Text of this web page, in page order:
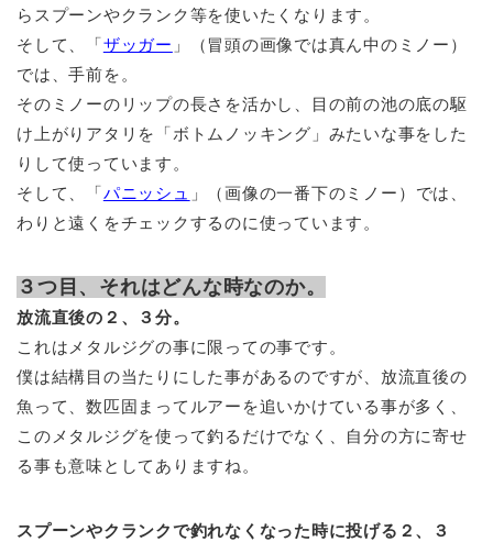
らスプーンやクランク等を使いたくなります。
そして、「ザッガー 」（冒頭の画像では真ん中のミノー）
では、手前を。
そのミノーのリップの長さを活かし、目の前の池の底の駆
け上がりアタリを「ボトムノッキング」みたいな事をした
りして使っています。
そして、「パニッシュ 」（画像の一番下のミノー）では、
わりと遠くをチェックするのに使っています。
３つ目、それはどんな時なのか。
放流直後の２、３分。
これはメタルジグの事に限っての事です。
僕は結構目の当たりにした事があるのですが、放流直後の
魚って、数匹固まってルアーを追いかけている事が多く、
このメタルジグを使って釣るだけでなく、自分の方に寄せ
る事も意味としてありますね。
スプーンやクランクで釣れなくなった時に投げる２、３